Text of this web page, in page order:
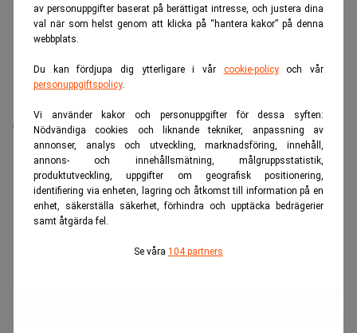
av personuppgifter baserat på berättigat intresse, och justera dina
val när som helst genom att klicka på “hantera kakor” på denna
webbplats.
Du kan fördjupa dig ytterligare i vår cookie-policyoch vår
personuppgiftspolicy.
Vi använder kakor och personuppgifter för dessa syften:
Nödvändiga cookies och liknande tekniker, anpassning av
annonser, analys och utveckling, marknadsföring, innehåll,
annons- och innehållsmätning, målgruppsstatistik,
produktutveckling, uppgifter om geografisk positionering,
identifiering via enheten, lagring och åtkomst till information på en
enhet, säkerställa säkerhet, förhindra och upptäcka bedrägerier
samt åtgärda fel.
Se våra 104 partners
Realtid har följt processen och rapporterat om om både
möjligheter och osäkerheter, och många tidigare anställda
väntar fortfarande på besked om framtida jobb.
Missa inte:
enorma skulder – Realtid
ANNONS